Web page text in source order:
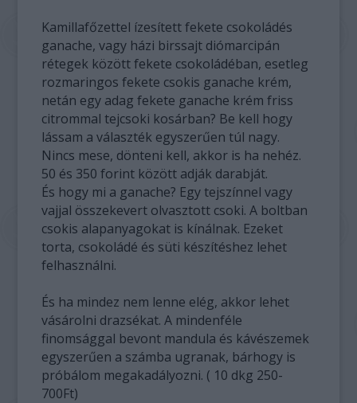
Kamillafőzettel ízesített fekete csokoládés
ganache, vagy házi birssajt diómarcipán
rétegek között fekete csokoládéban, esetleg
rozmaringos fekete csokis ganache krém,
netán egy adag fekete ganache krém friss
citrommal tejcsoki kosárban? Be kell hogy
lássam a választék egyszerűen túl nagy.
Nincs mese, dönteni kell, akkor is ha nehéz.
50 és 350 forint között adják darabját.
És hogy mi a ganache? Egy tejszínnel vagy
vajjal összekevert olvasztott csoki. A boltban
csokis alapanyagokat is kínálnak. Ezeket
torta, csokoládé és süti készítéshez lehet
felhasználni.
És ha mindez nem lenne elég, akkor lehet
vásárolni drazsékat. A mindenféle
finomsággal bevont mandula és kávészemek
egyszerűen a számba ugranak, bárhogy is
próbálom megakadályozni. ( 10 dkg 250-
700Ft)